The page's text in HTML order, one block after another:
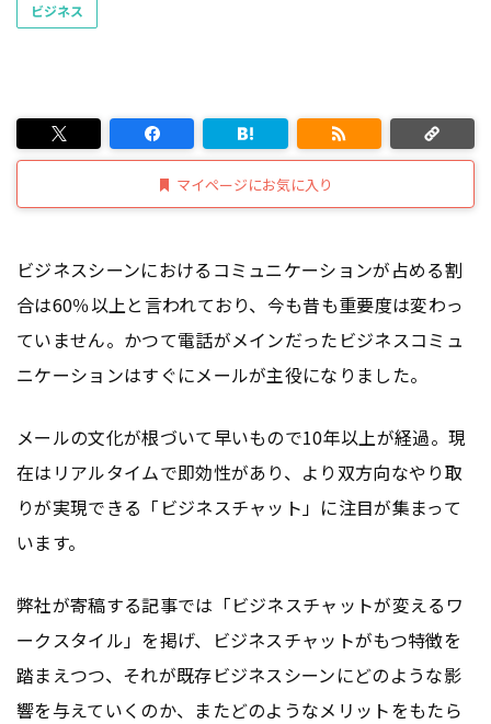
ビジネス
マイページにお気に入り
ビジネスシーンにおけるコミュニケーションが占める割
合は60％以上と言われており、今も昔も重要度は変わっ
ていません。かつて電話がメインだったビジネスコミュ
ニケーションはすぐにメールが主役になりました。
メールの文化が根づいて早いもので10年以上が経過。現
在はリアルタイムで即効性があり、より双方向なやり取
りが実現できる「ビジネスチャット」に注目が集まって
います。
弊社が寄稿する記事では「ビジネスチャットが変えるワ
ークスタイル」を掲げ、ビジネスチャットがもつ特徴を
踏まえつつ、それが既存ビジネスシーンにどのような影
響を与えていくのか、またどのようなメリットをもたら